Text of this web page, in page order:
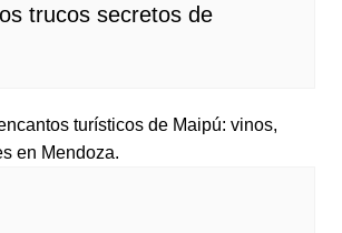
trucos secretos de